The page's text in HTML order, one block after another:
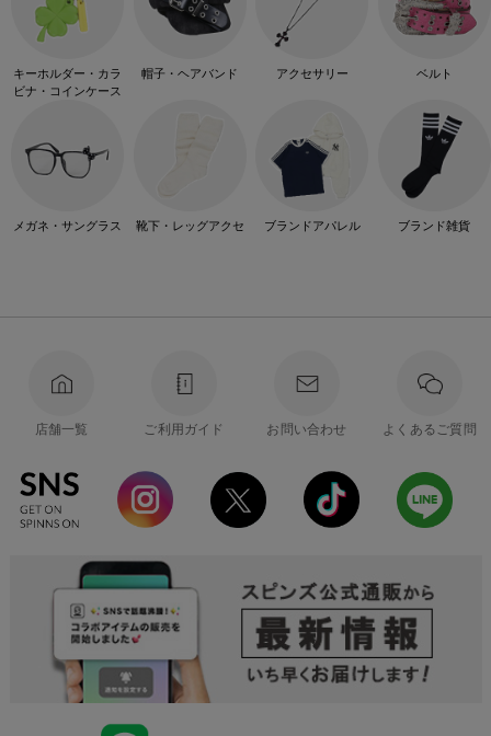
キーホルダー・カラ
ビナ・コインケース
帽子・ヘアバンド アクセサリー ベルト
メガネ・サングラス 靴下・レッグアクセ ブランドアパレル ブランド雑貨
店舗一覧 ご利用ガイド お問い合わせ よくあるご質問